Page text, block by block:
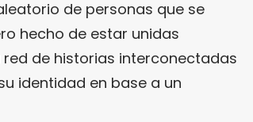
de personas que se
hecho de estar unidas
de historias interconectadas
identidad en base a un